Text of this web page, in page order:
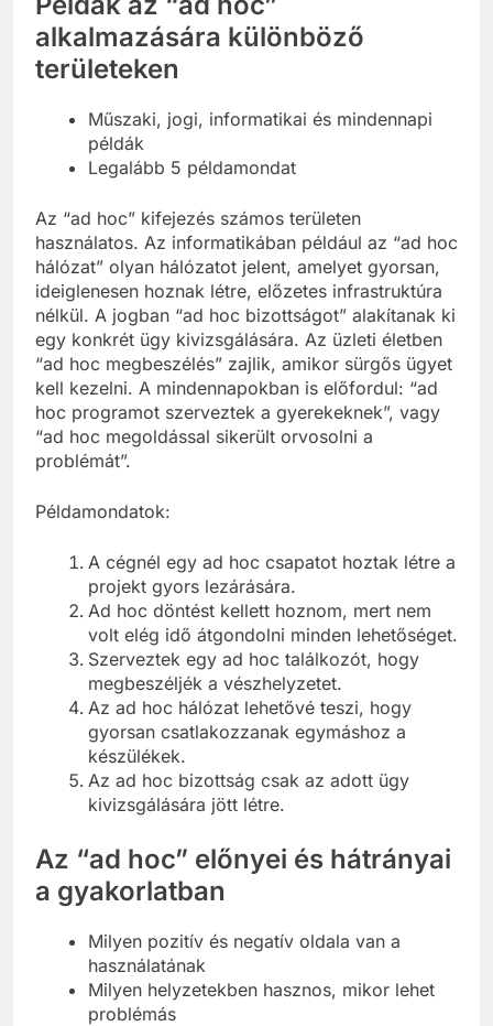
alkalmazására különböző
területeken
Műszaki, jogi, informatikai és mindennapi
példák
Legalább 5 példamondat
Az “ad hoc” kifejezés számos területen
használatos. Az informatikában például az “ad hoc
hálózat” olyan hálózatot jelent, amelyet gyorsan,
ideiglenesen hoznak létre, előzetes infrastruktúra
nélkül. A jogban “ad hoc bizottságot” alakítanak ki
egy konkrét ügy kivizsgálására. Az üzleti életben
“ad hoc megbeszélés” zajlik, amikor sürgős ügyet
kell kezelni. A mindennapokban is előfordul: “ad
hoc programot szerveztek a gyerekeknek”, vagy
“ad hoc megoldással sikerült orvosolni a
problémát”.
Példamondatok:
A cégnél egy ad hoc csapatot hoztak létre a
projekt gyors lezárására.
Ad hoc döntést kellett hoznom, mert nem
volt elég idő átgondolni minden lehetőséget.
Szerveztek egy ad hoc találkozót, hogy
megbeszéljék a vészhelyzetet.
Az ad hoc hálózat lehetővé teszi, hogy
gyorsan csatlakozzanak egymáshoz a
készülékek.
Az ad hoc bizottság csak az adott ügy
kivizsgálására jött létre.
Az “ad hoc” előnyei és hátrányai
a gyakorlatban
Milyen pozitív és negatív oldala van a
használatának
Milyen helyzetekben hasznos, mikor lehet
problémás